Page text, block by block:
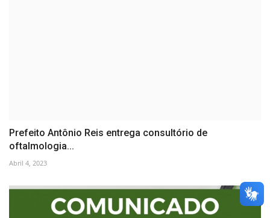
Prefeito Antônio Reis entrega consultório de
oftalmologia...
Abril 4, 2023